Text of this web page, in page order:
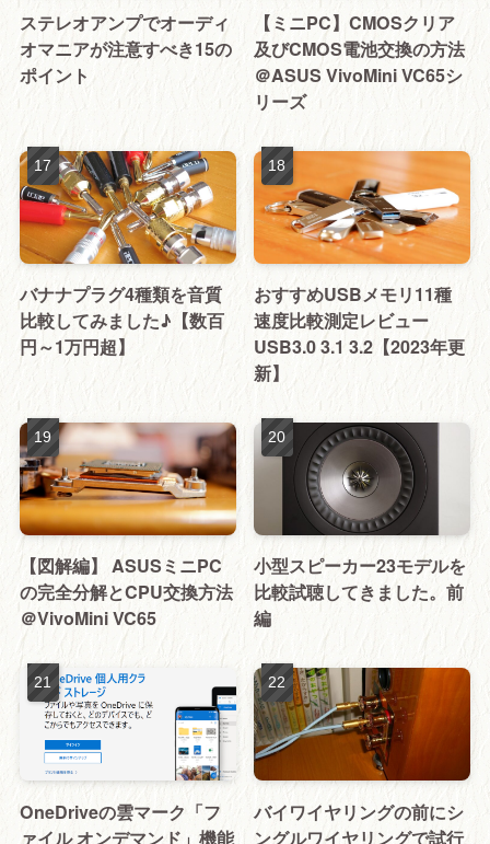
ステレオアンプでオーディ
オマニアが注意すべき15の
ポイント
【ミニPC】CMOSクリア
及びCMOS電池交換の方法
＠ASUS VivoMini VC65シ
リーズ
バナナプラグ4種類を音質
比較してみました♪【数百
円～1万円超】
おすすめUSBメモリ11種
速度比較測定レビュー
USB3.0 3.1 3.2【2023年更
新】
【図解編】 ASUSミニPC
の完全分解とCPU交換方法
＠VivoMini VC65
小型スピーカー23モデルを
比較試聴してきました。前
編
OneDriveの雲マーク「フ
ァイル オンデマンド」機能
バイワイヤリングの前にシ
ングルワイヤリングで試行